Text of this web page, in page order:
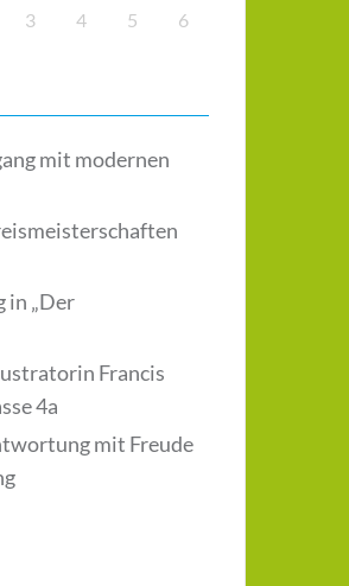
3 4 5 6
mit modernen
in „Der
Francis
4a
mit Freude